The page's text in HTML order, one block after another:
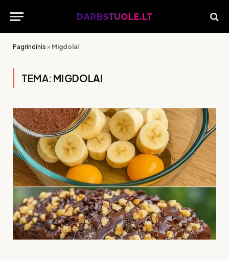
Pagrindinis » Migdolai
TEMA: MIGDOLAI